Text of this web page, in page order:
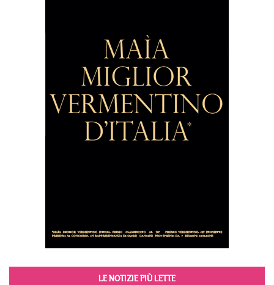
LE NOTIZIE PIÙ LETTE